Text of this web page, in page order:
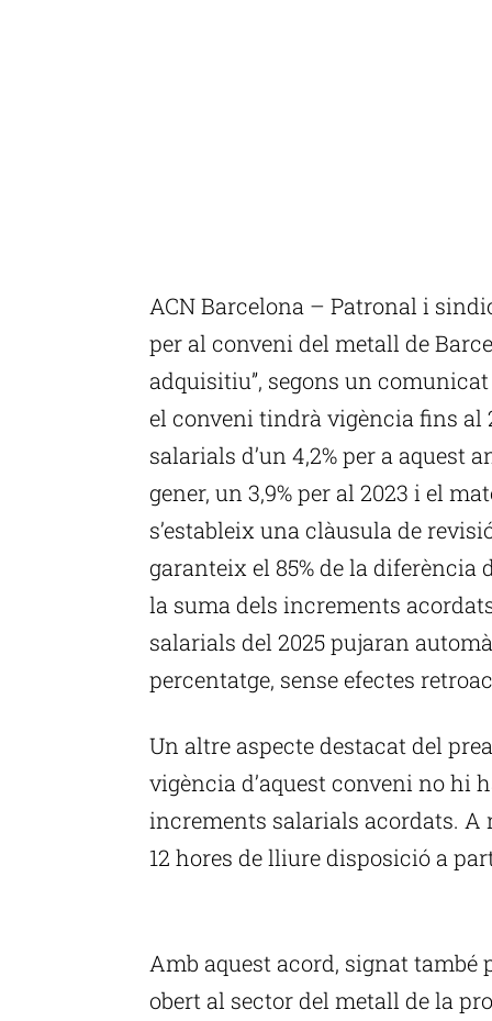
ACN Barcelona – Patronal i
per al conveni del metall de
adquisitiu”, segons un
el conveni tindrà vigència fins
salarials d’un 4,2% per a aquest
gener, un 3,9% per al 2023 i el
s’estableix una clàusula de
garanteix el 85% de la diferència
la suma dels increments
salarials del 2025 pujaran
percentatge, sense efectes
Un altre aspecte destacat del
vigència d’aquest conveni no hi
increments salarials acordats. A
12 hores de lliure disposició a
Amb aquest acord, signat també
obert al sector del metall de la